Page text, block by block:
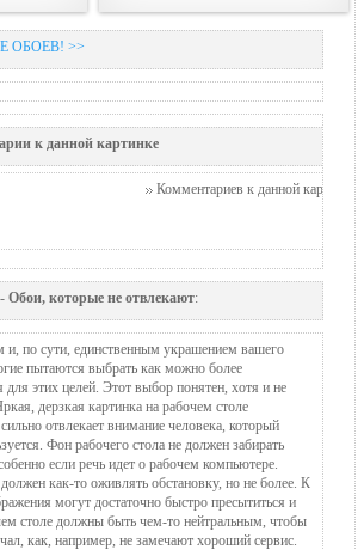
ОБОЕВ! >>
к данной картинке
Комментариев к данной картинке
Обои, которые не отвлекают:
по сути, единственным украшением вашего
пытаются выбрать как можно более
этих целей. Этот выбор понятен, хотя и не
дерзкая картинка на рабочем столе
отвлекает внимание человека, который
Фон рабочего стола не должен забирать
если речь идет о рабочем компьютере.
как-то оживлять обстановку, но не более. К
могут достаточно быстро пресытиться и
столе должны быть чем-то нейтральным, чтобы
как, например, не замечают хороший сервис.